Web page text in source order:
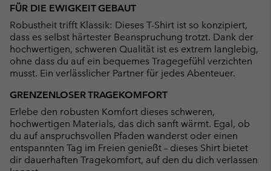
FÜR DIE EWIGKEIT GEBAUT
Robustheit trifft Klassik: Dieses T-Shirt ist so konzipiert,
dass es selbst härtester Beanspruchung trotzt. Dank der
hochwertigen, schweren Qualität ist es extrem langlebig,
ohne dass du auf ein bequemes Tragegefühl verzichten
musst. Ein verlässlicher Partner für jedes Abenteuer.
GRENZENLOSER TRAGEKOMFORT
Erlebe den robusten Komfort dieses schweren,
hochwertigen Materials, das dich sanft wärmt. Egal, ob
du auf anspruchsvollen Pfaden wanderst oder einen
entspannten Tag im Freien genießt – dieses Shirt bietet
dir dauerhaften Tragekomfort, auf den du dich verlassen